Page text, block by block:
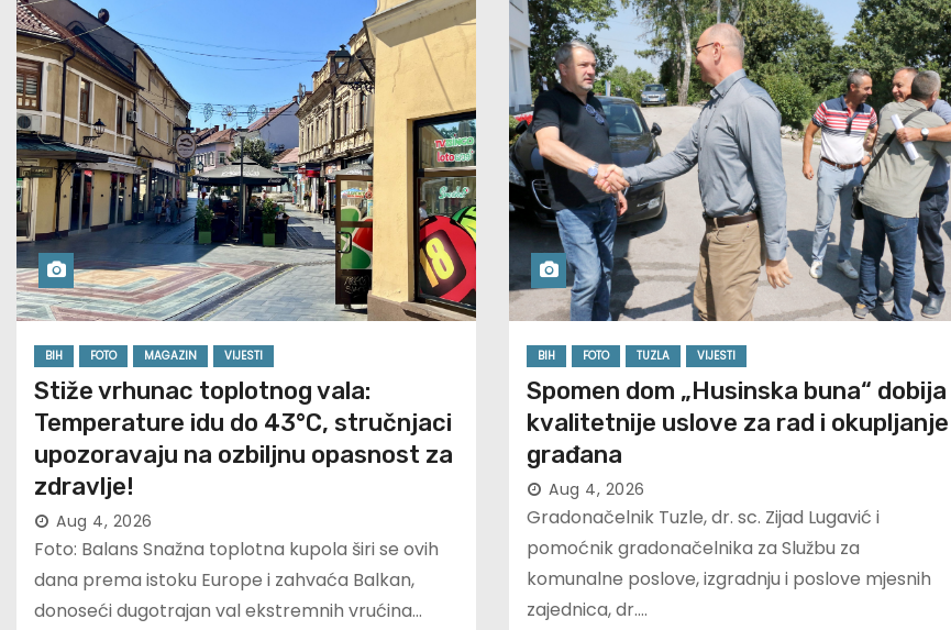
BIH FOTO MAGAZIN VIJESTI
Stiže vrhunac toplotnog vala:
Temperature idu do 43°C, stručnjaci
upozoravaju na ozbiljnu opasnost za
zdravlje!
Aug 4, 2026
Foto: Balans Snažna toplotna kupola širi se ovih
dana prema istoku Europe i zahvaća Balkan,
donoseći dugotrajan val ekstremnih vrućina…
BIH FOTO TUZLA VIJESTI
Spomen dom „Husinska buna“ dobija
kvalitetnije uslove za rad i okupljanje
građana
Aug 4, 2026
Gradonačelnik Tuzle, dr. sc. Zijad Lugavić i
pomoćnik gradonačelnika za Službu za
komunalne poslove, izgradnju i poslove mjesnih
zajednica, dr.…